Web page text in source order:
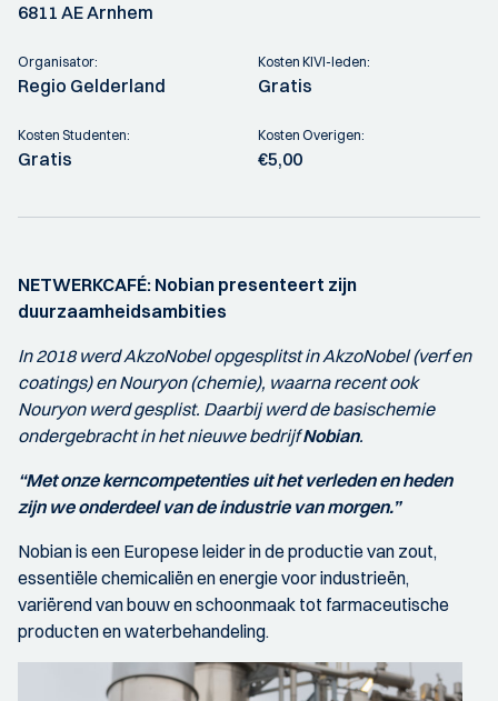
6811 AE Arnhem
Organisator:
Regio Gelderland
Kosten KIVI-leden:
Gratis
Kosten Studenten:
Gratis
Kosten Overigen:
€5,00
NETWERKCAFÉ: Nobian presenteert zijn
duurzaamheidsambities
In 2018 werd AkzoNobel opgesplitst in AkzoNobel (verf en
coatings) en Nouryon (chemie), waarna recent ook
Nouryon werd gesplist. Daarbij werd de basischemie
ondergebracht in het nieuwe bedrijfNobian.
“Met onze kerncompetenties uit het verleden en heden
zijn we onderdeel van de industrie van morgen.”
Nobian is een Europese leider in de productie van zout,
essentiële chemicaliën en energie voor industrieën,
variërend van bouw en schoonmaak tot farmaceutische
producten en waterbehandeling.